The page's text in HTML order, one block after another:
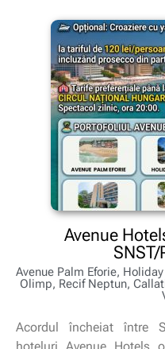
Avenue
SNST/
Avenue Palm Eforie,
Olimp, Recif Neptun,
Acordul încheiat între